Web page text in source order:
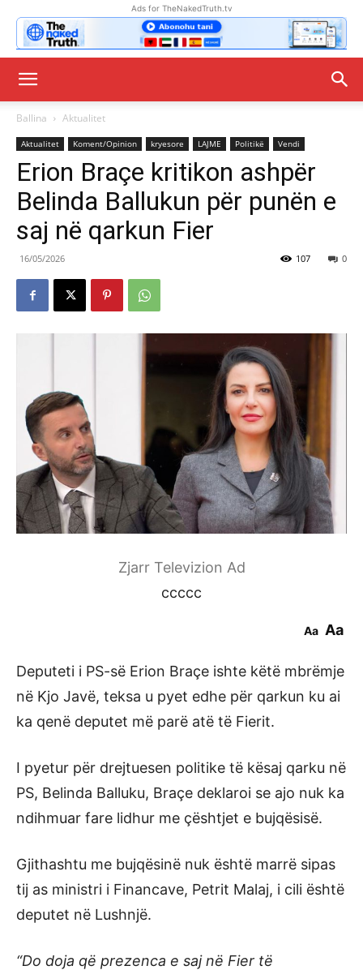
Ads for TheNakedTruth.tv
Ballina Aktualitet
Aktualitet Koment/Opinion kryesore LAJME Politikë Vendi
Erion Braçe kritikon ashpër
Belinda Ballukun për punën e
saj në qarkun Fier
16/05/2026 0
107
Zjarr Televizion Ad
ccccc
Aa Aa
Deputeti i PS-së Erion Braçe ishte këtë mbrëmje
në Kjo Javë, teksa u pyet edhe për qarkun ku ai
ka qenë deputet më parë atë të Fierit.
I pyetur për drejtuesen politike të kësaj qarku në
PS, Belinda Balluku, Braçe deklaroi se ajo nuk ka
ndihmuar fare lidhur me çështjet e bujqësisë.
Gjithashtu me bujqësinë nuk është marrë sipas
tij as ministri i Financave, Petrit Malaj, i cili është
deputet në Lushnjë.
“Do doja që prezenca e saj në Fier të